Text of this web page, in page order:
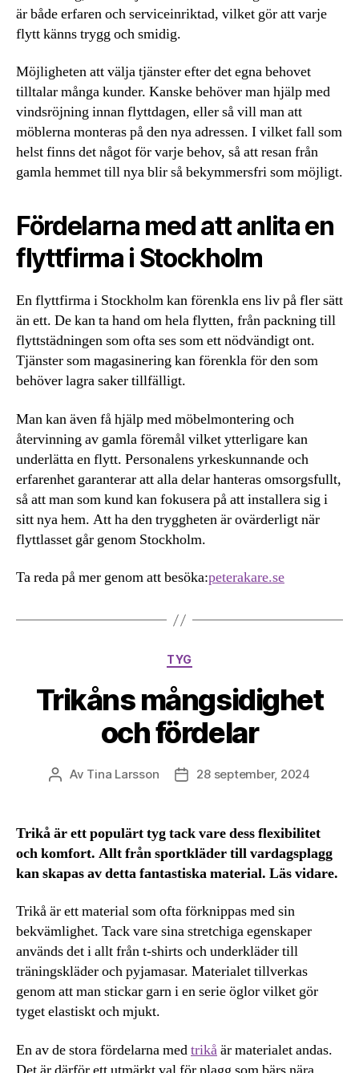
är både erfaren och serviceinriktad, vilket gör att varje
flytt känns trygg och smidig.
Möjligheten att välja tjänster efter det egna behovet
tilltalar många kunder. Kanske behöver man hjälp med
vindsröjning innan flyttdagen, eller så vill man att
möblerna monteras på den nya adressen. I vilket fall som
helst finns det något för varje behov, så att resan från
gamla hemmet till nya blir så bekymmersfri som möjligt.
Fördelarna med att anlita en
flyttfirma i Stockholm
En flyttfirma i Stockholm kan förenkla ens liv på fler sätt
än ett. De kan ta hand om hela flytten, från packning till
flyttstädningen som ofta ses som ett nödvändigt ont.
Tjänster som magasinering kan förenkla för den som
behöver lagra saker tillfälligt.
Man kan även få hjälp med möbelmontering och
återvinning av gamla föremål vilket ytterligare kan
underlätta en flytt. Personalens yrkeskunnande och
erfarenhet garanterar att alla delar hanteras omsorgsfullt,
så att man som kund kan fokusera på att installera sig i
sitt nya hem. Att ha den tryggheten är ovärderligt när
flyttlasset går genom Stockholm.
Ta reda på mer genom att besöka:peterakare.se
Kategorier
TYG
Trikåns mångsidighet
och fördelar
Inläggsförfattare
Av Tina Larsson Inläggsdatum
28 september, 2024
Trikå är ett populärt tyg tack vare dess flexibilitet
och komfort. Allt från sportkläder till vardagsplagg
kan skapas av detta fantastiska material. Läs vidare.
Trikå är ett material som ofta förknippas med sin
bekvämlighet. Tack vare sina stretchiga egenskaper
används det i allt från t-shirts och underkläder till
träningskläder och pyjamasar. Materialet tillverkas
genom att man stickar garn i en serie öglor vilket gör
tyget elastiskt och mjukt.
En av de stora fördelarna medtrikåär materialet andas.